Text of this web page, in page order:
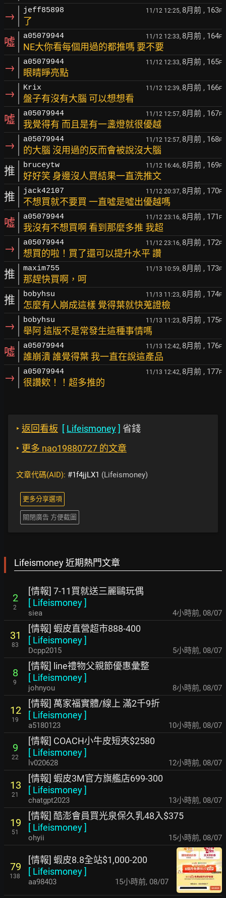
→ jeff85898 11/12 12:25, 8月前 , 163F
了
噓 a05079944 11/12 12:33, 8月前 , 164F
NE大你看每個用過的都推嗎 要不要
→ a05079944 11/12 12:33, 8月前 , 165F
眼睛睜亮點
→ Krix 11/12 12:39, 8月前 , 166F
盤子有沒有大腦 可以想想看
噓 a05079944 11/12 12:57, 8月前 , 167F
我覺得有 而且是有一盞燈就很優越
→ a05079944 11/12 12:57, 8月前 , 168F
的大腦 沒用過的反而會被說沒大腦
推 bruceytw 11/12 16:46, 8月前 , 169F
好好笑 身邊沒人買結果一直洗推文
推 jack42107 11/12 20:37, 8月前 , 170F
不想買就不要買 一直噓是噓出優越嗎
噓 a05079944 11/12 23:16, 8月前 , 171 F
我沒有不想買啊 看到那麼多推 我超
→ a05079944 11/12 23:16, 8月前 , 172F
想買的啦！買了還可以提升水平 讚
推 maxim755 11/13 10:59, 8月前 , 173F
那趕快買啊，呵
推 bobyhsu 11/13 11:23, 8月前 , 174F
怎麼有人崩成這樣 覺得葉就快蒐證檢
→ bobyhsu 11/13 11:23, 8月前 , 175F
舉阿 這版不是常發生這種事情嗎
噓 a05079944 11/13 12:42, 8月前 , 176F
誰崩潰 誰覺得葉 我一直在說這產品
→ a05079944 11/13 12:42, 8月前 , 177F
很讚欸！！超多推的
‣ 返回看板 [ Lifeismoney] 省錢
‣ 更多 nao19880727 的文章
文章代碼(AID): #1f4jjLX1 (Lifeismoney)
更多分享選項
關閉廣告 方便截圖
Lifeismoney 近期熱門文章
2
2
[情報] 7-11買就送三麗鷗玩偶
[ Lifeismoney]
siea 4小時前, 08/07
31
83
[情報] 蝦皮直營超市888-400
[ Lifeismoney]
Dcpp2015 5小時前, 08/07
8
9
[情報] line禮物父親節優惠彙整
[ Lifeismoney]
johnyou 8小時前, 08/07
12
19
[情報] 萬家福實體/線上 滿2千9折
[ Lifeismoney]
a5180123 10小時前, 08/07
9
22
[情報] COACH小牛皮短夾$2580
[ Lifeismoney]
lv020628 12小時前, 08/07
13
21
[情報] 蝦皮3M官方旗艦店699-300
[ Lifeismoney]
chatgpt2023 13小時前, 08/07
19
51
[情報] 酷澎會員買光泉保久乳48入$375
[ Lifeismoney]
ohyii 15小時前, 08/07
79
138
[情報] 蝦皮8.8全站$1,000-200
[ Lifeismoney]
aa98403 15小時前, 08/07